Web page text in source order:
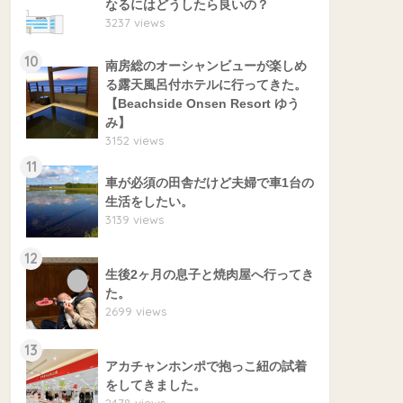
なるにはどうしたら良いの？
3237 views
10
南房総のオーシャンビューが楽しめ
る露天風呂付ホテルに行ってきた。
【Beachside Onsen Resort ゆう
み】
3152 views
11
車が必須の田舎だけど夫婦で車1台の
生活をしたい。
3139 views
12
生後2ヶ月の息子と焼肉屋へ行ってき
た。
2699 views
13
アカチャンホンポで抱っこ紐の試着
をしてきました。